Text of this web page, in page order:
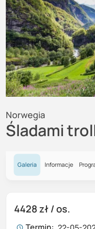
Śladami
Norwegia
Galeria Informacje
4428 zł/ os.